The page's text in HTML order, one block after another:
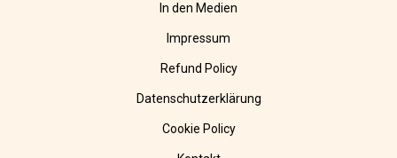
In den Medien
Impressum
Refund Policy
Datenschutzerklärung
Cookie Policy